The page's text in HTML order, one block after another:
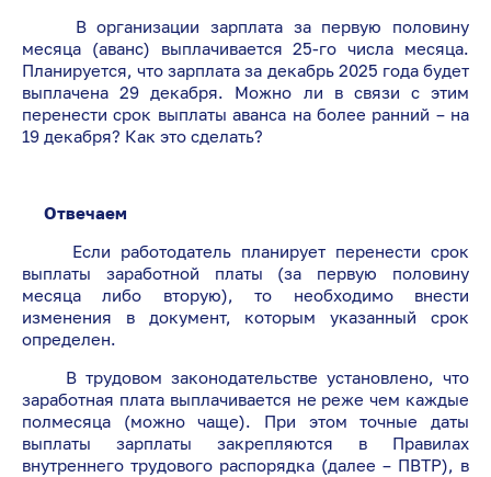
В организации зарплата за первую половину
месяца (аванс) выплачивается 25-го числа месяца.
Планируется, что зарплата за декабрь 2025 года будет
выплачена 29 декабря. Можно ли в связи с этим
перенести срок выплаты аванса на более ранний – на
19 декабря? Как это сделать?
Отвечаем
Если работодатель планирует перенести срок
выплаты заработной платы (за первую половину
месяца либо вторую), то необходимо внести
изменения в документ, которым указанный срок
определен.
В трудовом законодательстве установлено, что
заработная плата выплачивается не реже чем каждые
полмесяца (можно чаще). При этом точные даты
выплаты зарплаты закрепляются в Правилах
внутреннего трудового распорядка (далее – ПВТР), в